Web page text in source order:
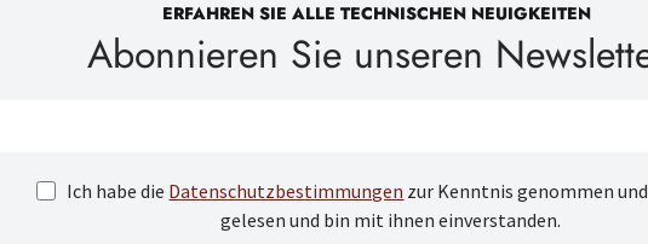
ERFAHREN SIE ALLE TECHNISCHEN NEUIGKEITEN
Abonnieren Sie unseren
Ich habe die Datenschutzbestimmungen zur Kenntnis genommen
gelesen und bin mit ihnen einverstanden.